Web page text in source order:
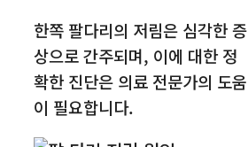
한쪽 팔다리의 저림은 심각한 증
상으로 간주되며, 이에 대한 정
확한 진단은 의료 전문가의 도움
이 필요합니다.